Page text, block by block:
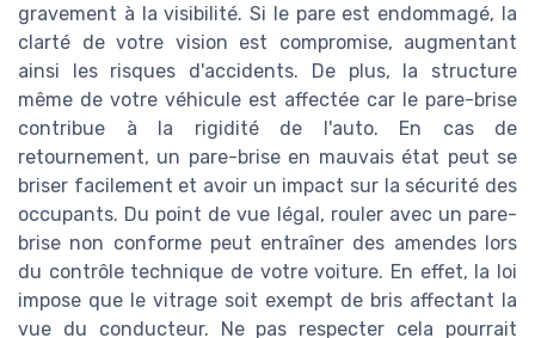
gravement à la visibilité. Si le pare est endommagé, la
clarté de votre vision est compromise, augmentant
ainsi les risques d'accidents. De plus, la structure
même de votre véhicule est affectée car le pare-brise
contribue à la rigidité de l'auto. En cas de
retournement, un pare-brise en mauvais état peut se
briser facilement et avoir un impact sur la sécurité des
occupants. Du point de vue légal, rouler avec un pare-
brise non conforme peut entraîner des amendes lors
du contrôle technique de votre voiture. En effet, la loi
impose que le vitrage soit exempt de bris affectant la
vue du conducteur. Ne pas respecter cela pourrait